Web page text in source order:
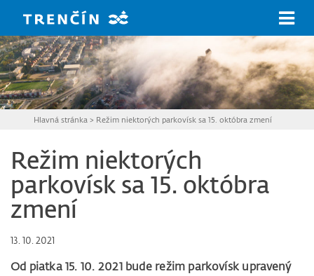
Hlavná stránka > Režim niektorých parkovísk sa 15. októbra zmení
Režim niektorých
parkovísk sa 15. októbra
zmení
13. 10. 2021
Od piatka 15. 10. 2021 bude režim parkovísk upravený